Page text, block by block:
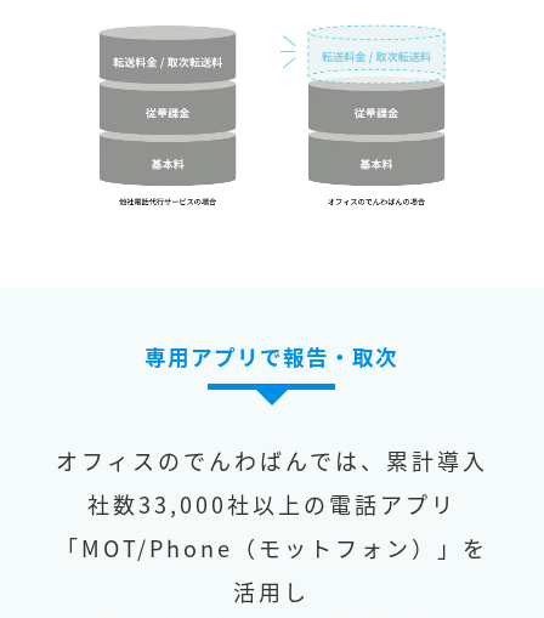
専用アプリで報告・取次
オフィスのでんわばんでは、累計導入
社数33,000社以上の電話アプリ
「MOT/Phone（モットフォン）」を
活用し